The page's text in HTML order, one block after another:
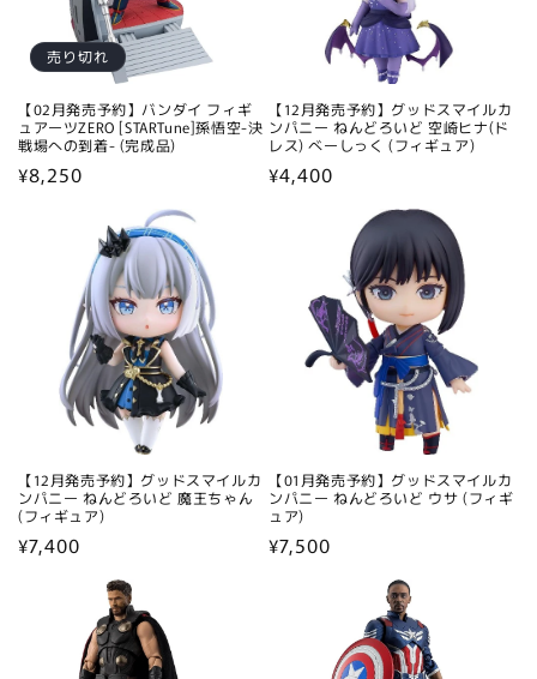
売り切れ
【02月発売予約】バンダイ フィギ
ュアーツZERO [STARTune]孫悟空-決
戦場への到着- (完成品)
通
¥8,250
【12月発売予約】グッドスマイルカ
ンパニー ねんどろいど 空崎ヒナ(ド
レス) べーしっく (フィギュア)
通
¥4,400
【12月発売予約】グッドスマイルカ
ンパニー ねんどろいど 魔王ちゃん
(フィギュア)
通
¥7,400
【01月発売予約】グッドスマイルカ
ンパニー ねんどろいど ウサ (フィギ
ュア)
通
¥7,500